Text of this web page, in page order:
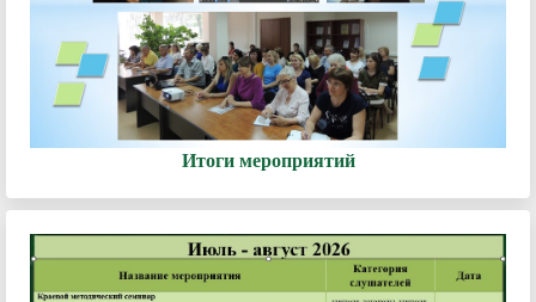
Итоги мероприятий